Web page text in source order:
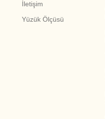
İletişim
Yüzük Ölçüsü